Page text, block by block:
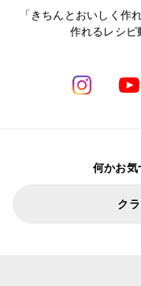
「きちんとおいしく作
作れるレシピ
何かお気
ク